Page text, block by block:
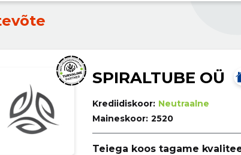
SPIRALTUBE OÜ
Krediidiskoor: Neutraalne
Maineskoor: 2520
Teiega koos tagame